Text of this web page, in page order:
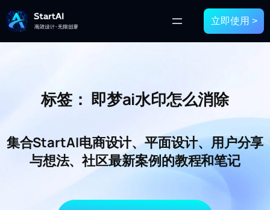
立即使用 >
标签： 即梦ai水印怎么消除
集合StartAI电商设计、平面设计、用户分享
与想法、社区最新案例的教程和笔记